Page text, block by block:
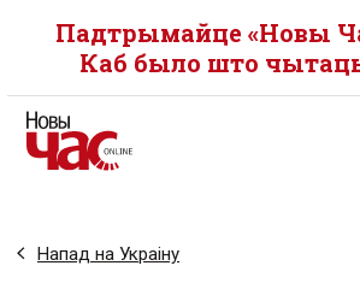
Падтрымайце «Новы
Каб было што
Напад на Украіну